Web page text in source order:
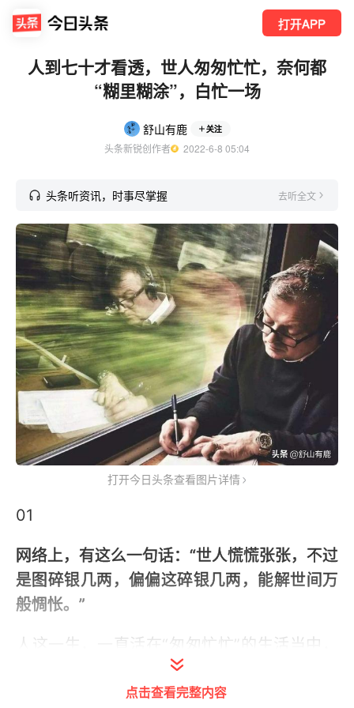
打开APP
人到七十才看透，世人匆匆忙忙，奈何都
“糊里糊涂”，白忙一场
舒山有鹿 关注
头条新锐创作者
  2022-6-8 05:04
头条听资讯，时事尽掌握 去听全文
打开今日头条查看图片详情
01
网络上，有这么一句话：“世人慌慌张张，不过
是图碎银几两，偏偏这碎银几两，能解世间万
般惆怅。”
人这一生，一直活在“匆匆忙忙”的生活当中，
你我总希望能够活得与众不同，基本没有什么
空余的时间。结果，其实都一个样。
点击查看完整内容